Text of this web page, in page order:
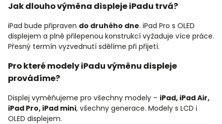
Jak dlouho výměna displeje iPadu trvá?
iPad bude připraven do druhého dne. iPad Pro s OLED
displejem a plně přilepenou konstrukcí vyžaduje více práce.
Přesný termín vyzvednutí sdělíme při přijetí.
Pro které modely iPadu výměnu displeje
provádíme?
Displej vyměňujeme pro všechny modely – iPad, iPad Air,
iPad Pro, iPad mini, všechny generace. Modely s LCD i
OLED displejem.